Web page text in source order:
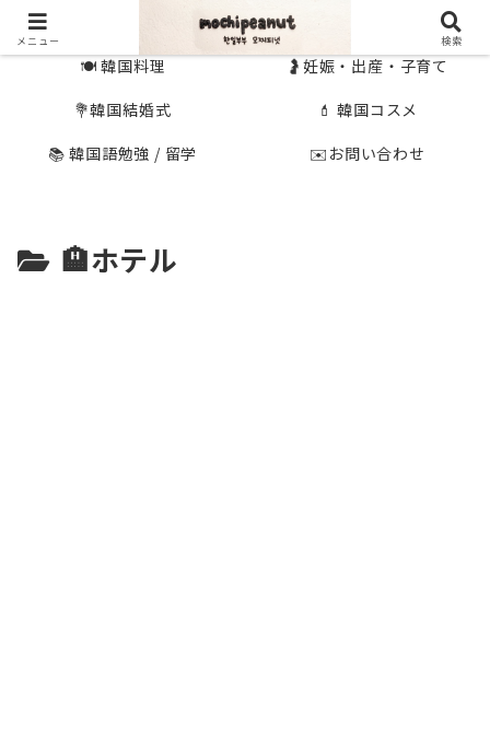
🍽 韓国料理
🤰妊娠・出産・子育て
💐韓国結婚式
💄 韓国コスメ
📚 韓国語勉強 / 留学
✉️お問い合わせ
🏨ホテル
メニュー 検索